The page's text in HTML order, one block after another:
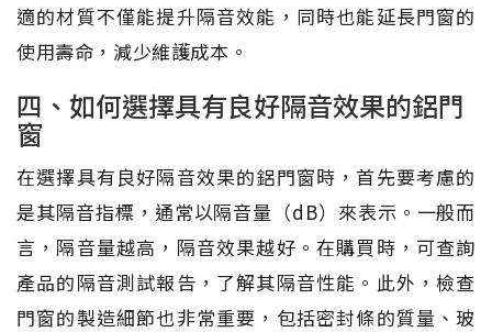
適的材質不僅能提升隔音效能，同時也能延長門窗的
使用壽命，減少維護成本。
四、如何選擇具有良好隔音效果的鋁門
窗
在選擇具有良好隔音效果的鋁門窗時，首先要考慮的
是其隔音指標，通常以隔音量（dB）來表示。一般而
言，隔音量越高，隔音效果越好。在購買時，可查詢
產品的隔音測試報告，了解其隔音性能。此外，檢查
門窗的製造細節也非常重要，包括密封條的質量、玻